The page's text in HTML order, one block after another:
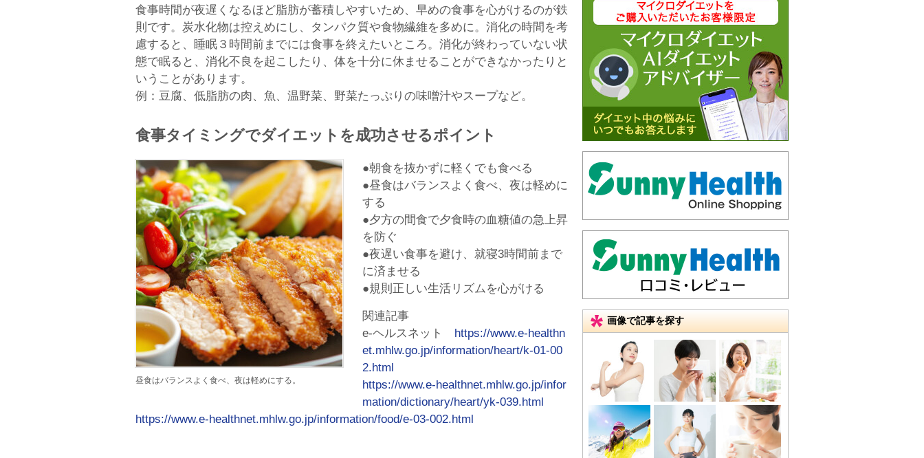
食事時間が夜遅くなるほど脂肪が蓄積しやすいため、早めの食事を心がけるのが鉄
則です。炭水化物は控えめにし、タンパク質や食物繊維を多めに。消化の時間を考
慮すると、睡眠３時間前までには食事を終えたいところ。消化が終わっていない状
態で眠ると、消化不良を起こしたり、体を十分に休ませることができなかったりと
いうことがあります。
例：豆腐、低脂肪の肉、魚、温野菜、野菜たっぷりの味噌汁やスープなど。
食事タイミングでダイエットを成功させるポイント
昼食はバランスよく食べ、夜は軽めにする。
●朝食を抜かずに軽くでも食べる
●昼食はバランスよく食べ、夜は軽めに
する
●夕方の間食で夕食時の血糖値の急上昇
を防ぐ
●夜遅い食事を避け、就寝3時間前まで
に済ませる
●規則正しい生活リズムを心がける
関連記事
e-ヘルスネット https://www.e-healthn
et.mhlw.go.jp/information/heart/k-01-00
2.html
https://www.e-healthnet.mhlw.go.jp/infor
mation/dictionary/heart/yk-039.html
https://www.e-healthnet.mhlw.go.jp/information/food/e-03-002.html
画像で記事を探す